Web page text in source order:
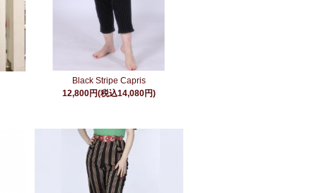
Black Stripe Capris
12,800円(税込14,080円)